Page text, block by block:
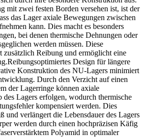
mit zwei festen Borden versehen ist, ist der
das Lager axiale Bewegungen zwischen
kann. Dies macht es besonders
bei denen thermische Dehnungen oder
werden müssen. Diese
Reibung und ermöglicht eine
Design für längere
Konstruktion des NU-Lagers minimiert
Durch den Verzicht auf einen
der Lagerringe können axiale
des Lagers erfolgen, wodurch thermische
kompensiert werden. Dies
und verlängert die Lebensdauer des Lagers
werden durch einen hochpräzisen Käfig
Polyamid in optimaler